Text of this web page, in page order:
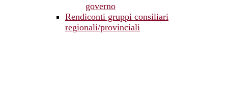
governo
Rendiconti gruppi consiliari
regionali/provinciali